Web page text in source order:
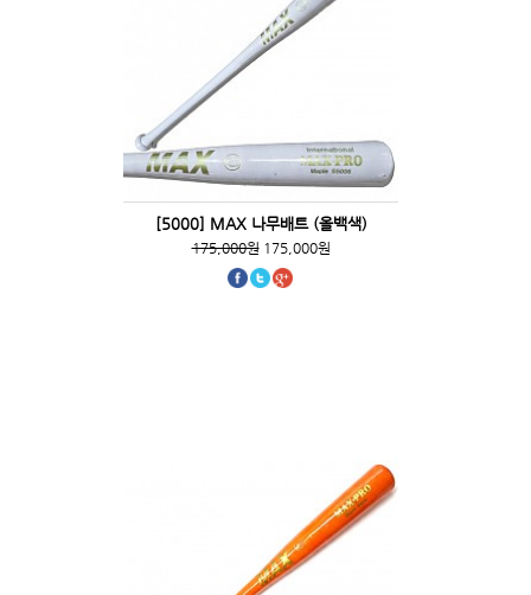
[5000] MAX 나무배트 (올백색)
175,000원175,000원